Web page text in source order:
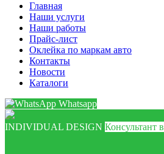
Главная
Наши услуги
Наши работы
Прайс-лист
Оклейка по маркам авто
Контакты
Новости
Каталоги
Whatsapp
INDIVIDUAL DESIGN Консультант